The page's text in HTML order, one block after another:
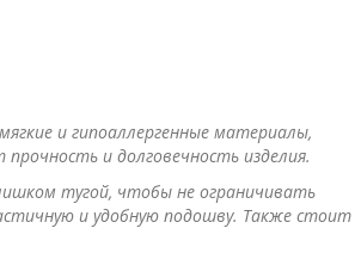
и гипоаллергенные материалы,
и долговечность изделия.
тугой, чтобы не ограничивать
и удобную подошву. Также стоит